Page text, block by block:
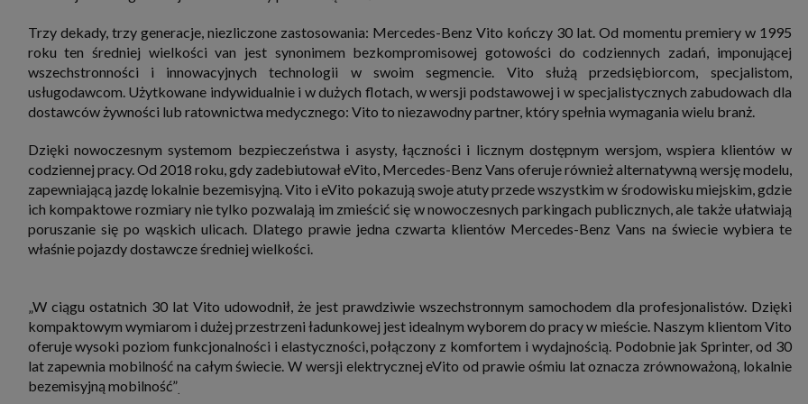
SAGIER oraz nasi Zaufani Partnerzy, którzy także chcą dopasowywać reklamy do Twoich preferencji.
dane informatyczne zapisywane w plikach i przechowywane na Twoim urządzeniu końcowym (tj. twój
tablet, smartphone itp.), które przeglądarka wysyła do serwera przy każdorazowym wejściu na stronę
urządzenia, podczas gdy odwiedzasz strony w Internecie. Szczegółową informację na temat plików
funkcjonowania znajdzieszpod tym linkiem
. Pod tym linkiem znajdziesz także informację o tym jak
ustawienia przeglądarki, aby ograniczyć lub wyłączyć funkcjonowanie plików cookies itp. oraz jak
pliki z Twojego urządzenia.
Przysługują Ci następujące uprawnienia wobec Twoich danych i ich przetwarzania przez nas, inne
Grupy SAGIER i Zaufanych Partnerów:
1. Jeśli udzieliłeś zgody na przetwarzanie danych możesz ją w każdej chwili wycofać (cofnięcie zgody
nie uchyli zgodności z prawem przetwarzania już dokonanego na jej podstawie);
2. Masz również prawo żądania dostępu do Twoich danych osobowych, ich sprostowania,
Trzy dekady, trzy generacje, niezliczone zastosowania: Mercedes-Benz Vito kończy 30 lat. Od momentu premiery w 1995
roku ten średniej wielkości van jest synonimem bezkompromisowej gotowości do codziennych zadań, imponującej
wszechstronności i innowacyjnych technologii w swoim segmencie. Vito służą przedsiębiorcom, specjalistom,
usługodawcom. Użytkowane indywidualnie i w dużych flotach, w wersji podstawowej i w specjalistycznych zabudowach dla
dostawców żywności lub ratownictwa medycznego: Vito to niezawodny partner, który spełnia wymagania wielu branż.
Dzięki nowoczesnym systemom bezpieczeństwa i asysty, łączności i licznym dostępnym wersjom, wspiera klientów w
codziennej pracy. Od 2018 roku, gdy zadebiutował eVito, Mercedes-Benz Vans oferuje również alternatywną wersję modelu,
zapewniającą jazdę lokalnie bezemisyjną. Vito i eVito pokazują swoje atuty przede wszystkim w środowisku miejskim, gdzie
ich kompaktowe rozmiary nie tylko pozwalają im zmieścić się w nowoczesnych parkingach publicznych, ale także ułatwiają
poruszanie się po wąskich ulicach. Dlatego prawie jedna czwarta klientów Mercedes-Benz Vans na świecie wybiera te
właśnie pojazdy dostawcze średniej wielkości.
„W ciągu ostatnich 30 lat Vito udowodnił, że jest prawdziwie wszechstronnym samochodem dla profesjonalistów. Dzięki
kompaktowym wymiarom i dużej przestrzeni ładunkowej jest idealnym wyborem do pracy w mieście. Naszym klientom Vito
oferuje wysoki poziom funkcjonalności i elastyczności, połączony z komfortem i wydajnością. Podobnie jak Sprinter, od 30
lat zapewnia mobilność na całym świecie. W wersji elektrycznej eVito od prawie ośmiu lat oznacza zrównoważoną, lokalnie
bezemisyjną mobilność”.